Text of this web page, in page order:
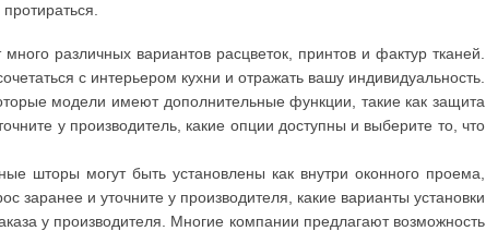
различных вариантов расцветок, принтов и фактур тканей.
с интерьером кухни и отражать вашу индивидуальность.
модели имеют дополнительные функции, такие как защита
у производитель, какие опции доступны и выберите то, что
шторы могут быть установлены как внутри оконного проема,
заранее и уточните у производителя, какие варианты установки
у производителя. Многие компании предлагают возможность